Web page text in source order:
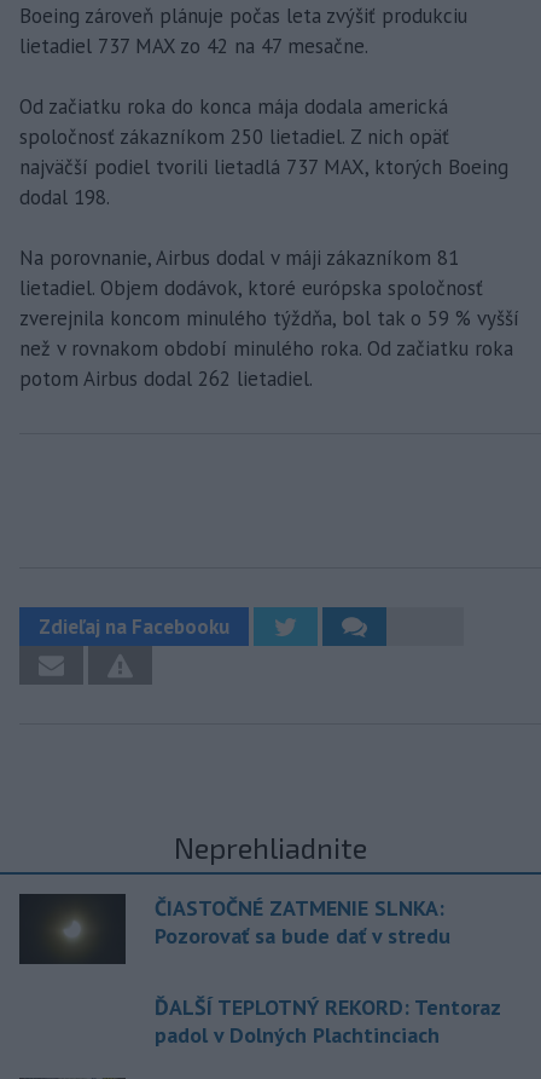
Boeing zároveň plánuje počas leta zvýšiť produkciu
lietadiel 737 MAX zo 42 na 47 mesačne.
Od začiatku roka do konca mája dodala americká
spoločnosť zákazníkom 250 lietadiel. Z nich opäť
najväčší podiel tvorili lietadlá 737 MAX, ktorých Boeing
dodal 198.
Na porovnanie, Airbus dodal v máji zákazníkom 81
lietadiel. Objem dodávok, ktoré európska spoločnosť
zverejnila koncom minulého týždňa, bol tak o 59 % vyšší
než v rovnakom období minulého roka. Od začiatku roka
potom Airbus dodal 262 lietadiel.
Zdieľaj na Facebooku
Neprehliadnite
ČIASTOČNÉ ZATMENIE SLNKA:
Pozorovať sa bude dať v stredu
ĎALŠÍ TEPLOTNÝ REKORD: Tentoraz
padol v Dolných Plachtinciach